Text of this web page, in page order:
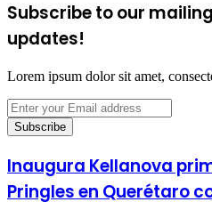
Subscribe to our
updates!
Lorem ipsum dolor sit amet,
Enter
your
Email
Inaugura Kellanova
Pringles en Querétaro